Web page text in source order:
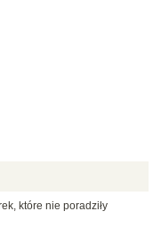
które nie poradziły